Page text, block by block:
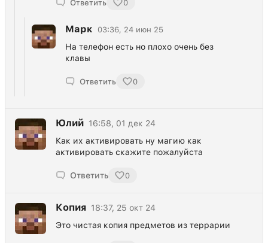
Ответить 0
Марк 03:36, 24 июн 25
На телефон есть но плохо очень без
клавы
Ответить 0
Юлий 16:58, 01 дек 24
Как их активировать ну магию как
активировать скажите пожалуйста
Ответить 0
Копия 18:37, 25 окт 24
Это чистая копия предметов из террарии